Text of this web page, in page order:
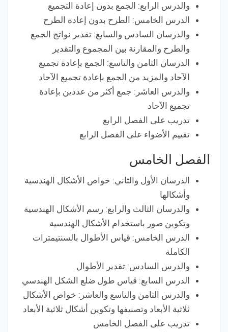
والدرس الرابع: الجمع بدون إعادة التجميع
الدرس الخامس: الطرح بدون إعادة الطرح
والدرسان السادس والسابع: تقدير نواتج الجمع
والطرح والمقارنة بين المجموع والتقدير
الدرسان الثامن والتاسع: الجمع بإعادة تجميع
الآحاد والمزيد من الجمع بإعادة تجميع الآحاد
والدرس العاشر: جمع أكثر من عددين بإعادة
تجميع الآحاد
تدريب على الفصل الرابع
تقييم الأضواء على الفصل الرابع
الفصل الخامس
الدرسان الأول والثاني: خواص الأشكال الهندسية
وأشكالها
والدرسان الثالث والرابع: رسم الأشكال الهندسية
وتكوين صور باستخدام الأشكال الهندسية
الدرس الخامس: قياس الأطوال بالسنتيمترات
الكاملة
والدرس السادس: تقدير الأطوال
الدرس السابع: قياس طول ضلع الشكل الهندسي
والدرس الثامن والتاسع والعاشر: خواص الأشكال
ثلاثية الأبعاد وتصنيفها وتكوين أشكال ثلاثية الأبعاد
تدريب على الفصل الخامس